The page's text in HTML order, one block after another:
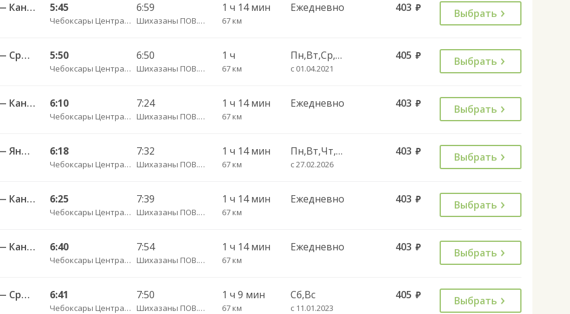
Чебоксары Центральный АВ — Канаш АВ 511-ЭЭ 5:45
Чебоксары Центральный АВ
6:59
Шихазаны ПОВ.ГАИ трасса
1 ч 14 мин
67 км
Ежедневно 403 руб. Выбрать
Чебоксары Центральный АВ — Средние Татмыши ч/з Новые Ачакасы д. 530 5:50
Чебоксары Центральный АВ
6:50
Шихазаны ПОВ.ГАИ трасса
1 ч
67 км
Пн,Вт,Ср,Чт,Пт
с 01.04.2021
405 руб. Выбрать
Чебоксары Центральный АВ — Канаш АВ 511 6:10
Чебоксары Центральный АВ
7:24
Шихазаны ПОВ.ГАИ трасса
1 ч 14 мин
67 км
Ежедневно 403 руб. Выбрать
Чебоксары Центральный АВ — Янтиково с. ДКП ч/з Канаш АВ 538 6:18
Чебоксары Центральный АВ
7:32
Шихазаны ПОВ.ГАИ трасса
1 ч 14 мин
67 км
Пн,Вт,Чт,Пт,Сб,Вс
с 27.02.2026
403 руб. Выбрать
Чебоксары Центральный АВ — Канаш АВ 511-ЭЭ 6:25
Чебоксары Центральный АВ
7:39
Шихазаны ПОВ.ГАИ трасса
1 ч 14 мин
67 км
Ежедневно 403 руб. Выбрать
Чебоксары Центральный АВ — Канаш АВ 511 6:40
Чебоксары Центральный АВ
7:54
Шихазаны ПОВ.ГАИ трасса
1 ч 14 мин
67 км
Ежедневно 403 руб. Выбрать
Чебоксары Центральный АВ — Средние Татмыши ч/з Новые Ачакасы д. 530 6:41
Чебоксары Центральный АВ
7:50
Шихазаны ПОВ.ГАИ трасса
1 ч 9 мин
67 км
Сб,Вс
с 11.01.2023
405 руб. Выбрать